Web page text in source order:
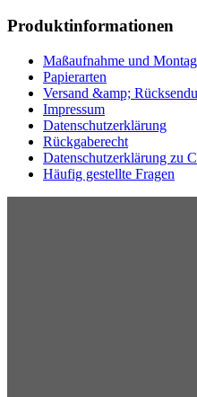
Produktinformationen
Maßaufnahme und
Papierarten
Versand &amp;
Impressum
Datenschutzerklärung
Rückgaberecht
Datenschutzerklärung zu
Häufig gestellte Fragen